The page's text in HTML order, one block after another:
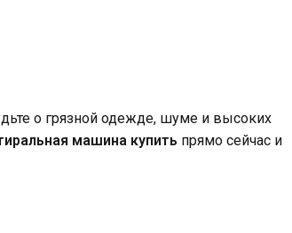
о грязной одежде, шуме и высоких
машина купить прямо сейчас и